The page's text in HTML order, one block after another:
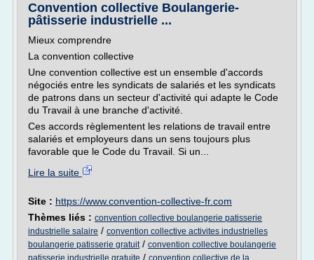
Convention collective Boulangerie-
pâtisserie industrielle ...
Mieux comprendre
La convention collective
Une convention collective est un ensemble d'accords
négociés entre les syndicats de salariés et les syndicats
de patrons dans un secteur d'activité qui adapte le Code
du Travail à une branche d'activité.
Ces accords règlementent les relations de travail entre
salariés et employeurs dans un sens toujours plus
favorable que le Code du Travail. Si un...
Lire la suite
Site : https://www.convention-collective-fr.com
Thèmes liés : convention collective boulangerie patisserie
industrielle salaire / convention collective activites industrielles
boulangerie patisserie gratuit/ convention collective boulangerie
patisserie industrielle gratuite / convention collective de la